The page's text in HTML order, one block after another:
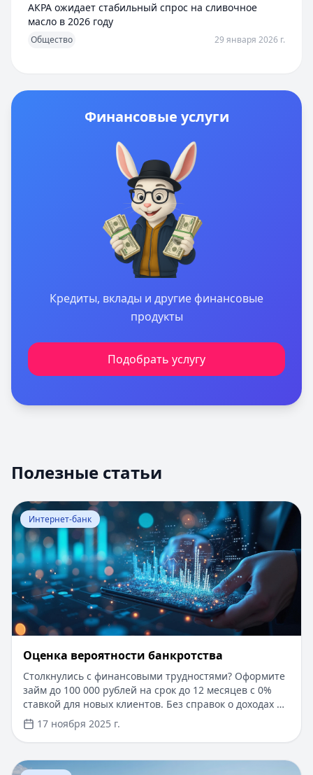
АКРА ожидает стабильный спрос на сливочное
масло в 2026 году
Общество 29 января 2026 г.
Финансовые услуги
Кредиты, вклады и другие финансовые
продукты
Подобрать услугу
Полезные статьи
Перейти к статье:Оценка вероятности банкротства
Интернет-банк
Оценка вероятности банкротства
Столкнулись с финансовыми трудностями? Оформите
займ до 100 000 рублей на срок до 12 месяцев с 0%
ставкой для новых клиентов. Без справок о доходах и
документов — решение за 5 минут. Получите деньги
быстро и прозрачно через проверенные сервисы.
17 ноября 2025 г.
Перейти к статье: